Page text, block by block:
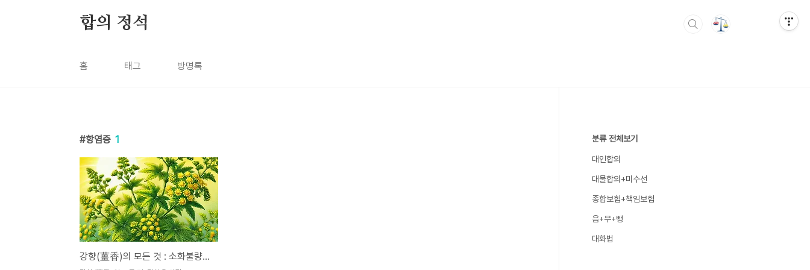
합의 정석
홈 태그 방명록
항염증 1
강향(薑香)의 모든 것 : 소화불량에 강한 강향단
분류 전체보기
대인합의
대물합의+미수선
종합보험+책임보험
음+무+뺑
대화법